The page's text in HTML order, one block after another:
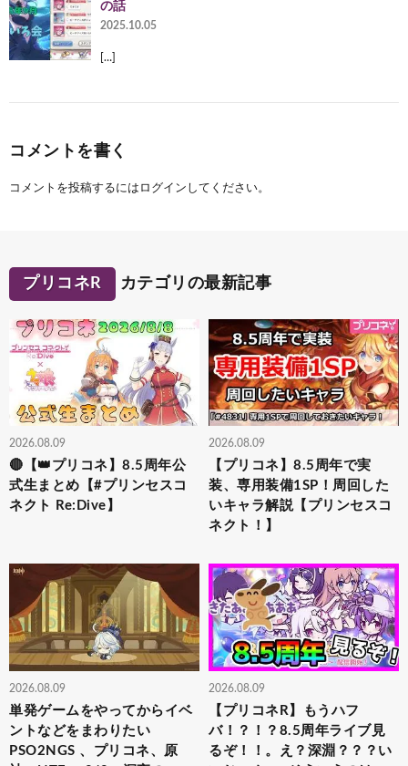
の話
2025.10.05
[…]
コメントを書く
コメントを投稿するには ログイン してください。
プリコネR カテゴリの最新記事
2026.08.09
🔴【👑プリコネ】8.5周年公
式生まとめ【#プリンセスコ
ネクト Re:Dive】
2026.08.09
【プリコネ】8.5周年で実
装、専用装備1SP！周回した
いキャラ解説【プリンセスコ
ネクト！】
2026.08.09
単発ゲームをやってからイベ
ントなどをまわりたい
PSO2NGS 、プリコネ、原
2026.08.09
【プリコネR】もうハフ
バ！？！？8.5周年ライブ見
るぞ！！。え？深淵？？？い